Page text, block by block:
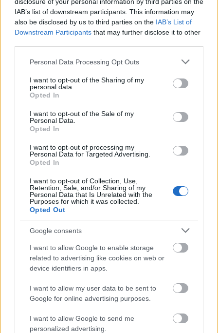
IAB’s list of downstream participants. This information may
also be disclosed by us to third parties on the IAB’s List of
Downstream Participants that may further disclose it to other
Please note that this website/app uses one or more Google
not limited to your visit or usage behaviour. You may click to
grant or deny consent to Google and its third-party tags to
use your data for below specified purposes in below Google
consent section.
Personal Data Processing Opt Outs
I want to opt-out of the Sharing of my
personal data.
Opted In
I want to opt-out of the Sale of my
Personal Data.
Opted In
I want to opt-out of processing my
Personal Data for Targeted Advertising.
Opted In
I want to opt-out of Collection, Use,
Retention, Sale, and/or Sharing of my
Personal Data that Is Unrelated with the
Purposes for which it was collected.
Opted Out
Google consents
I want to allow Google to enable storage
related to advertising like cookies on web or
device identifiers in apps.
I want to allow my user data to be sent to
Google for online advertising purposes.
I want to allow Google to send me
personalized advertising.
Időnként felmerül a kérdés, hogy ha annyira sok
hülyeséget követnek el a közlekedők, akkor a
probléma esetleg az oktatásban (is) lehet. Már 15
évvel ezelőtt is (amikor én vizsgáztam) oda kellett
milyen oktatóhoz kerüljünk,…
Egy baleset tapasztalatai
Volt már néhány kisebb karambolom, amikben nem
én voltam a hibás. Ezekben az esetekben a kitöltött
baleseti bejelentővel a szervizbe beballagva,
kárfelmérés után egy-két héten belül kijavított autót
kaptam vissza, úgy hogy nem kellett semmit sem
fizetnem a szerviznek, hiteleznem a…
Büntetés Karácsony éjjelén
Don Blasius•2013. január 06.
Alapvetően én azon a véleményen vagyok, hogy aki
iszik, az ne vezessen, bár a több nyugat-európai
véralkoholszint-határt nem bánnám, ha tolerálnák.
Talán ezzel a mércével még nem kerülnének bajba